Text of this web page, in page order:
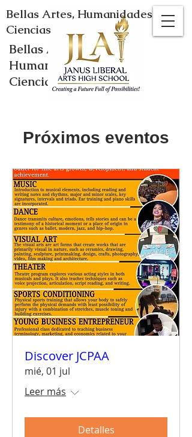
Bellas Artes,
Humanidades y
Ciencias
Bellas Artes, Humanidades y
Ciencias
Próximos eventos
Discover JCPAA
mié, 01 jul
Leer más
Detalles